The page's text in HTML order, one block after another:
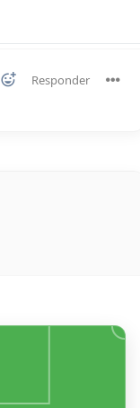
Responder